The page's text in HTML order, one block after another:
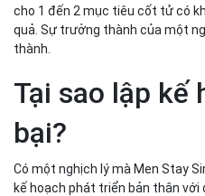
cho 1 đến 2 mục tiêu cốt tử có
quả. Sự trưởng thành của một
thành.
Tại sao lập kế
bại?
Có một nghịch lý mà Men Stay
kế hoạch phát triển bản thân